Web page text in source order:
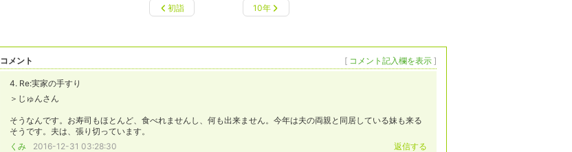
初詣 10年
[ コメント記入欄を表示 ]
コメント
4. Re:実家の手すり
＞じゅんさん
そうなんです。お寿司もほとんど、食べれませんし、何も出来ません。今年は夫の両親と同居している妹も来る
そうです。夫は、張り切っています。
くみ
2016-12-31 03:28:30 返信する